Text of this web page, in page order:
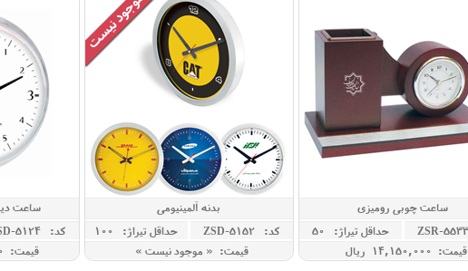
ساعت چوبی رومیزی
حداقل تيراژ: 50
قیمت: 14,150,000 ريال
بدنه آلمینیومی
کد: ZSD-5152
حداقل تيراژ: 100
قیمت: « موجود نیست »
ساعت
کد: ZSD-5124
قیمت: 28,500,000 ريال